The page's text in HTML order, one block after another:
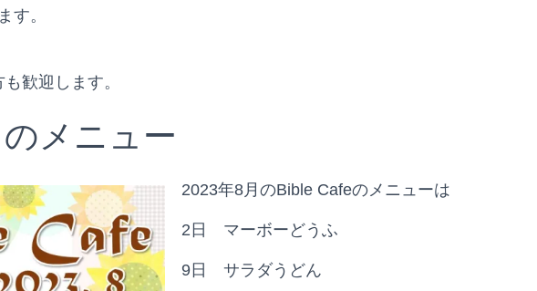
す。
歓迎します。
メニュー
2023年8月のBible Cafeのメニューは
2日 マーボーどうふ
9日 サラダうどん